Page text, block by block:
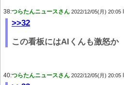
38:つらたんニュースさん 2022/12/05(月) 20:05
>>32
この看板にはAIくんも激怒か
40:つらたんニュースさん 2022/12/05(月) 20:05